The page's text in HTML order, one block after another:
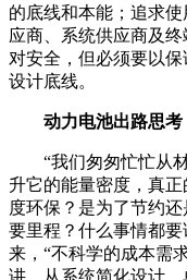
的底线和本能；追求
应商、系统供应商及
对安全，但必须要以
设计底线。
动力电池出路思考
“我们匆匆忙忙从
升它的能量密度，真
度环保？是为了节约
要里程？什么事情都
来，“不科学的成本需
讲，从系统简化设计